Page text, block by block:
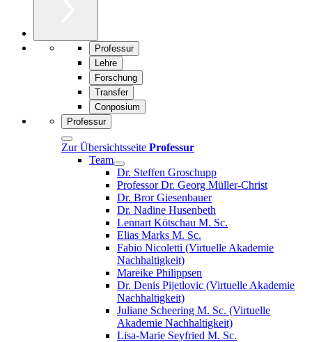
Professur
Lehre
Forschung
Transfer
Conposium
Professur
Zur Übersichtsseite Professur
Team
Dr. Steffen Groschupp
Professor Dr. Georg Müller-Christ
Dr. Bror Giesenbauer
Dr. Nadine Husenbeth
Lennart Kötschau M. Sc.
Elias Marks M. Sc.
Fabio Nicoletti (Virtuelle Akademie
Nachhaltigkeit)
Mareike Philippsen
Dr. Denis Pijetlovic (Virtuelle Akademie
Nachhaltigkeit)
Juliane Scheering M. Sc. (Virtuelle
Akademie Nachhaltigkeit)
Lisa-Marie Seyfried M. Sc.